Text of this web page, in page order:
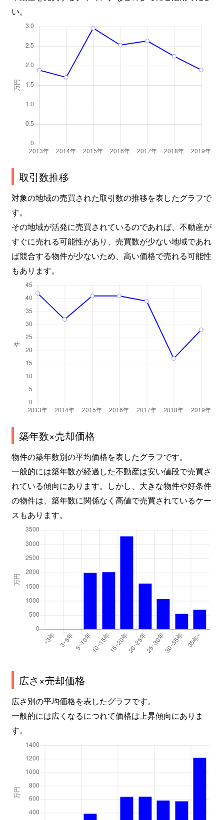
い。
取引数推移
対象の地域の売買された取引数の推移を表したグラフで
す。
その地域が活発に売買されているのであれば、不動産が
すぐに売れる可能性があり、売買数が少ない地域であれ
ば競合する物件が少ないため、高い価格で売れる可能性
もあります。
築年数×売却価格
物件の築年数別の平均価格を表したグラフです。
一般的には築年数が経過した不動産は安い値段で売買さ
れている傾向にあります。しかし、大きな物件や好条件
の物件は、築年数に関係なく高値で売買されているケー
スもあります。
広さ×売却価格
広さ別の平均価格を表したグラフです。
一般的には広くなるにつれて価格は上昇傾向にありま
す。